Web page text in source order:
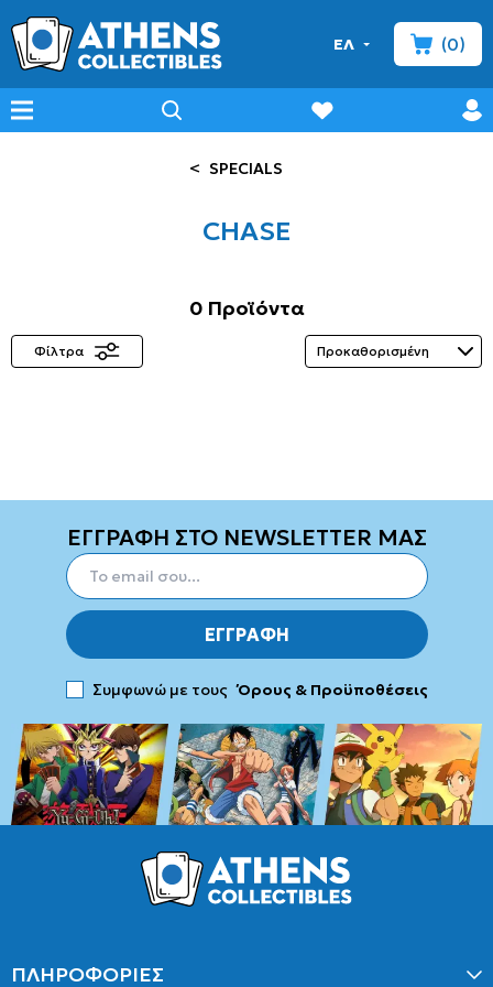
ΕΛ
minicart
(0)
menu search wishlist
< SPECIALS
CHASE
0 Προϊόντα
Φίλτρα
ΕΓΓΡΑΦΗ ΣΤΟ NEWSLETTER ΜΑΣ
ΕΓΓΡΑΦΗ
Συμφωνώ με τους Όρους & Προϋποθέσεις
ΠΛΗΡΟΦΟΡΙΕΣ